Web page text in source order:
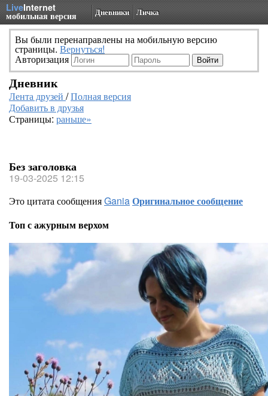
LiveInternet
мобильная версия Дневники Личка
Вы были перенаправлены на мобильную версию
страницы. Вернуться!
Авторизация
Дневник
Лента друзей /Полная версия
Добавить в друзья
Страницы: раньше»
Без заголовка
19-03-2025 12:15
Это цитата сообщенияGaniaОригинальное сообщение
Топ с ажурным верхом